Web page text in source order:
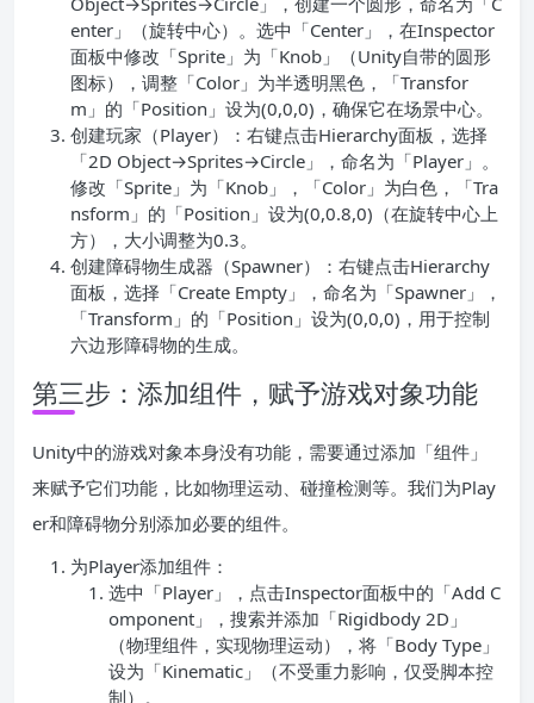
enter」（旋转中心）。选中「Center」，在Inspector
面板中修改「Sprite」为「Knob」（Unity自带的圆形
图标），调整「Color」为半透明黑色，「Transfor
m」的「Position」设为(0,0,0)，确保它在场景中心。
创建玩家（Player）：右键点击Hierarchy面板，选择
「2D Object→Sprites→Circle」，命名为「Player」。
修改「Sprite」为「Knob」，「Color」为白色，「Tra
nsform」的「Position」设为(0,0.8,0)（在旋转中心上
方），大小调整为0.3。
创建障碍物生成器（Spawner）：右键点击Hierarchy
面板，选择「Create Empty」，命名为「Spawner」，
「Transform」的「Position」设为(0,0,0)，用于控制
六边形障碍物的生成。
第三步：添加组件，赋予游戏对象功能
Unity中的游戏对象本身没有功能，需要通过添加「组件」
来赋予它们功能，比如物理运动、碰撞检测等。我们为Play
er和障碍物分别添加必要的组件。
为Player添加组件：
选中「Player」，点击Inspector面板中的「Add C
omponent」，搜索并添加「Rigidbody 2D」
（物理组件，实现物理运动），将「Body Type」
设为「Kinematic」（不受重力影响，仅受脚本控
制）。